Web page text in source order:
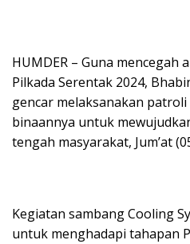
HUMDER – Guna mencegah
Pilkada Serentak 2024,
gencar melaksanakan
binaannya untuk
tengah masyarakat, Jum’at
Kegiatan sambang Cooling
untuk menghadapi tahapan